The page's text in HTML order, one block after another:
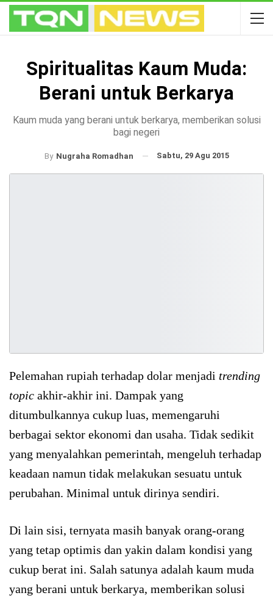
Spiritualitas Kaum Muda:
Berani untuk Berkarya
Kaum muda yang berani untuk berkarya, memberikan solusi
bagi negeri
By Nugraha Romadhan Sabtu, 29 Agu 2015
Pelemahan rupiah terhadap dolar menjadi trending
topic akhir-akhir ini. Dampak yang
ditumbulkannya cukup luas, memengaruhi
berbagai sektor ekonomi dan usaha. Tidak sedikit
yang menyalahkan pemerintah, mengeluh terhadap
keadaan namun tidak melakukan sesuatu untuk
perubahan. Minimal untuk dirinya sendiri.
Di lain sisi, ternyata masih banyak orang-orang
yang tetap optimis dan yakin dalam kondisi yang
cukup berat ini. Salah satunya adalah kaum muda
yang berani untuk berkarya, memberikan solusi